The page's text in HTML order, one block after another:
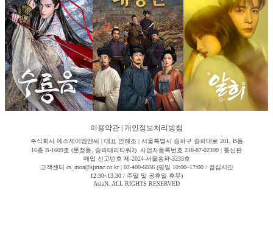
이용약관 개인정보처리방침
주식회사 에스제이엠엔씨 | 대표 안해조 | 서울특별시 송파구 송파대로 201, B동
16층 B-1609호 (문정동, 송파테라타워2) 사업자등록번호 218-87-02390 | 통신판
매업 신고번호 제-2024-서울송파-3233호
고객센터 cs_moa@sjmnc.co.kr | 02-400-6036 (평일 10:00~17:00 / 점심시간
12:30~13:30 / 주말 및 공휴일 휴무)
AsiaN. ALL RIGHTS RESERVED